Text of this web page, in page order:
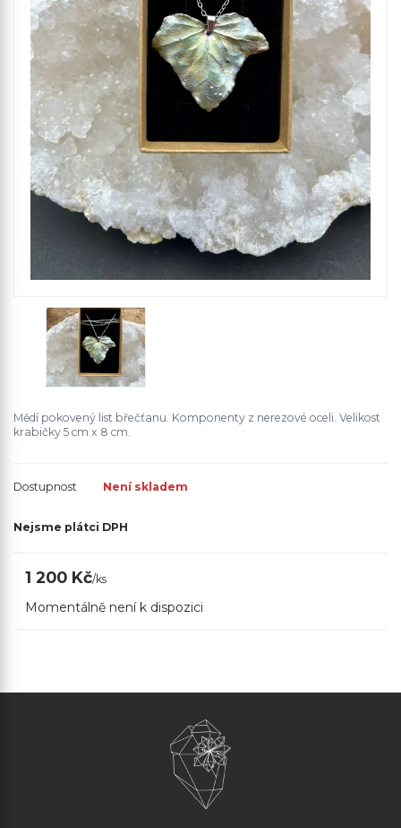
Mědí pokovený list břečťanu. Komponenty z nerezové oceli. Velikost
krabičky 5 cm x 8 cm.
Dostupnost Není skladem
Nejsme plátci DPH
1 200 Kč/ks
Momentálně není k dispozici